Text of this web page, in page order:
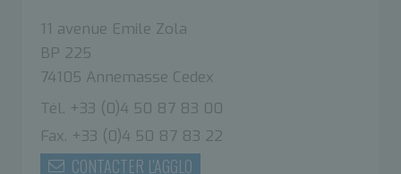
11 avenue Emile Zola
BP 225
74105 Annemasse Cedex
Tél. +33 (0)4 50 87 83 00
Fax. +33 (0)4 50 87 83 22
CONTACTER L'AGGLO